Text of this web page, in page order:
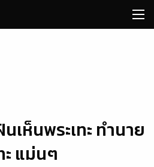
เห็นพระเทะ ทำนาย
แม่นๆ